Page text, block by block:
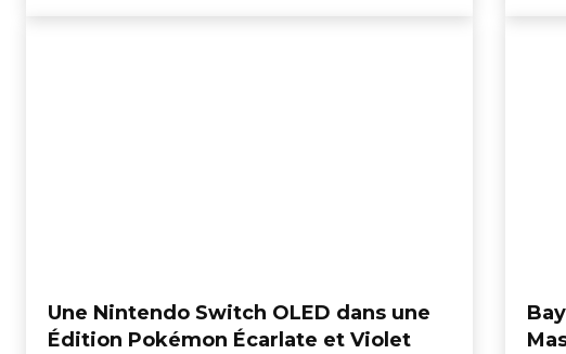
Une Nintendo Switch OLED dans une
Édition Pokémon Écarlate et Violet